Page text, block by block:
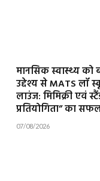
मानसिक स्वास्थ्य को
उद्देश्य से MATS लॉ
लाउंज: मिमिक्री एवं
प्रतियोगिता” का
07/08/2026